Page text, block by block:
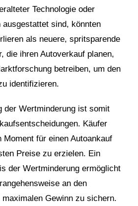
Technologie oder
sind, könnten
als neuere, spritsparende
die ihren Autoverkauf planen,
betreiben, um den
identifizieren.
der Wertminderung ist somit
Käufer
Moment für einen Autoankauf
Preise zu erzielen. Ein
der Wertminderung ermöglicht
an den
Gewinn zu sichern.